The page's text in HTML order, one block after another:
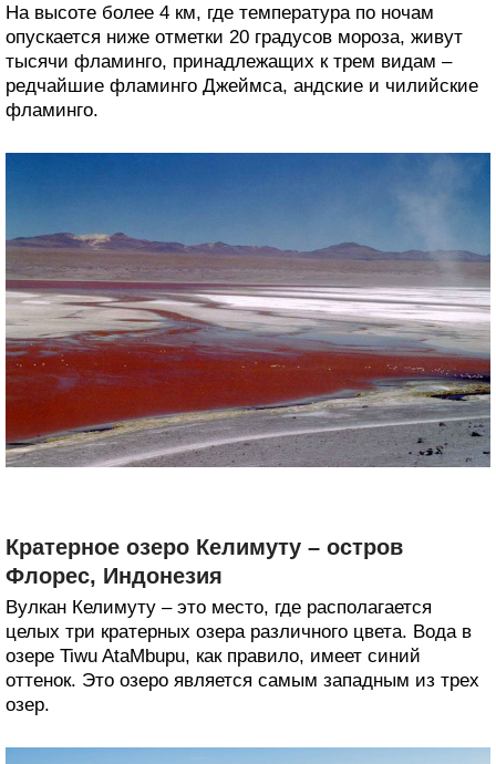
На высоте более 4 км, где температура по ночам
опускается ниже отметки 20 градусов мороза, живут
тысячи фламинго, принадлежащих к трем видам –
редчайшие фламинго Джеймса, андские и чилийские
фламинго.
Кратерное озеро Келимуту – остров
Флорес, Индонезия
Вулкан Келимуту – это место, где располагается
целых три кратерных озера различного цвета. Вода в
озере Tiwu AtaMbupu, как правило, имеет синий
оттенок. Это озеро является самым западным из трех
озер.